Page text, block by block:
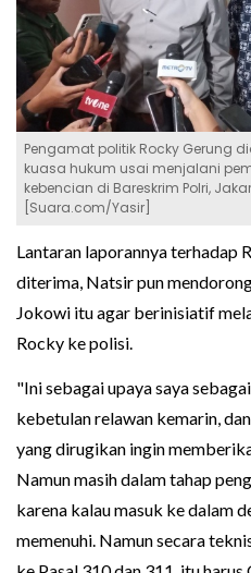
Pengamat politik Rocky Gerung
kuasa hukum usai menjalani
kebencian di Bareskrim Polri,
[Suara.com/Yasir]
Lantaran laporannya terhadap
diterima, Natsir pun
Jokowi itu agar berinisiatif
Rocky ke polisi.
"Ini sebagai upaya saya
kebetulan relawan kemarin,
yang dirugikan ingin
Namun masih dalam tahap
karena kalau masuk ke dalam
memenuhi. Namun secara